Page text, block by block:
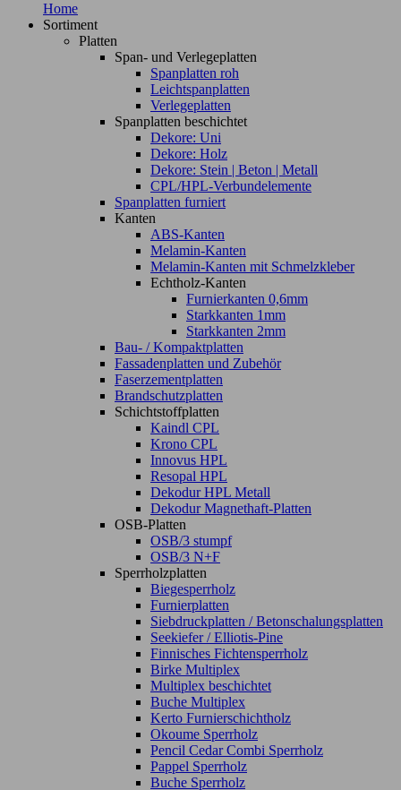
Home
Sortiment
Platten
Span- und Verlegeplatten
Spanplatten roh
Leichtspanplatten
Verlegeplatten
Spanplatten beschichtet
Dekore: Uni
Dekore: Holz
Dekore: Stein | Beton | Metall
CPL/HPL-Verbundelemente
Spanplatten furniert
Kanten
ABS-Kanten
Melamin-Kanten
Melamin-Kanten mit Schmelzkleber
Echtholz-Kanten
Furnierkanten 0,6mm
Starkkanten 1mm
Starkkanten 2mm
Bau- / Kompaktplatten
Fassadenplatten und Zubehör
Faserzementplatten
Brandschutzplatten
Schichtstoffplatten
Kaindl CPL
Krono CPL
Innovus HPL
Resopal HPL
Dekodur HPL Metall
Dekodur Magnethaft-Platten
OSB-Platten
OSB/3 stumpf
OSB/3 N+F
Sperrholzplatten
Biegesperrholz
Furnierplatten
Siebdruckplatten / Betonschalungsplatten
Seekiefer / Elliotis-Pine
Finnisches Fichtensperrholz
Birke Multiplex
Multiplex beschichtet
Buche Multiplex
Kerto Furnierschichtholz
Okoume Sperrholz
Pencil Cedar Combi Sperrholz
Pappel Sperrholz
Buche Sperrholz